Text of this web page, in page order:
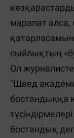
марапат
қатарласамын
сыйлықтың
Ол
"Швед
бостандыққа
бостандық